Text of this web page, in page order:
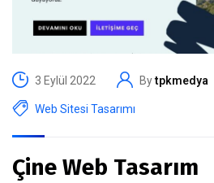
3 Eylül 2022 Bytpkmedya
Web Sitesi Tasarımı
Çine Web Tasarım